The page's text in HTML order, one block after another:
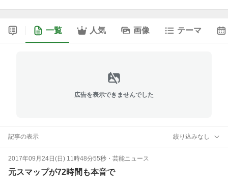
一覧 人気 画像 テーマ
広告を表示できませんでした
記事の表示 絞り込みなし
2017年09月24日(日) 11時48分55秒 ・ 芸能ニュース
元スマップが72時間も本音で